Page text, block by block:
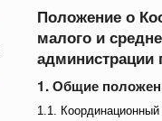
Положение о
малого и
администрации
1. Общие
1.1.